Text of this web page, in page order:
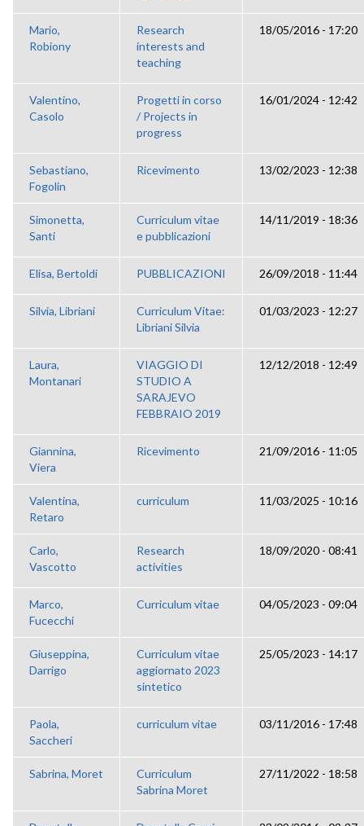
Mario,
Robiony
Research
interests and
teaching
18/05/2016 - 17:20
Valentino,
Casolo
Progetti in corso
/ Projects in
progress
16/01/2024 - 12:42
Sebastiano,
Fogolin
Ricevimento 13/02/2023 - 12:38
Simonetta,
Santi
Curriculum vitae
e pubblicazioni
14/11/2019 - 18:36
Elisa, Bertoldi PUBBLICAZIONI 26/09/2018 - 11:44
Silvia, Libriani
Curriculum Vitae:
Libriani Silvia
01/03/2023 - 12:27
Laura,
Montanari
VIAGGIO DI
STUDIO A
SARAJEVO
FEBBRAIO 2019
12/12/2018 - 12:49
Giannina,
Viera
Ricevimento 21/09/2016 - 11:05
Valentina,
Retaro
curriculum 11/03/2025 - 10:16
Carlo,
Vascotto
Research
activities
18/09/2020 - 08:41
Marco,
Fucecchi
Curriculum vitae 04/05/2023 - 09:04
Giuseppina,
Darrigo
Curriculum vitae
aggiornato 2023
sintetico
25/05/2023 - 14:17
Paola,
Saccheri
curriculum vitae 03/11/2016 - 17:48
Sabrina, Moret
Curriculum
Sabrina Moret
27/11/2022 - 18:58